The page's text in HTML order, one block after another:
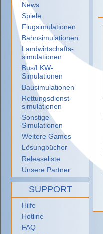
News
Spiele
Flugsimulationen
Bahnsimulationen
Landwirtschafts-
simulationen
Bus/LKW-
Simulationen
Bausimulationen
Rettungsdienst-
simulationen
Sonstige
Simulationen
Weitere Games
Lösungbücher
Releaseliste
Unsere Partner
SUPPORT
Hilfe
Hotline
FAQ